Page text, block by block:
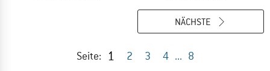
Seite: 1 2 3 4 ... 8
NÄCHSTE